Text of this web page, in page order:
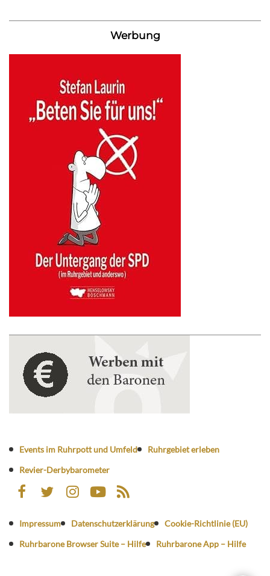
Werbung
Events im Ruhrpott und Umfeld
Ruhrgebiet erleben
Revier-Derbybarometer
Impressum Datenschutzerklärung
Cookie-Richtlinie (EU)
Ruhrbarone Browser Suite – Hilfe
Ruhrbarone App – Hilfe